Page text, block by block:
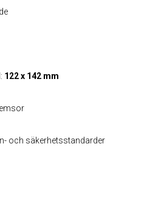
122 x 142 mm
och säkerhetsstandarder